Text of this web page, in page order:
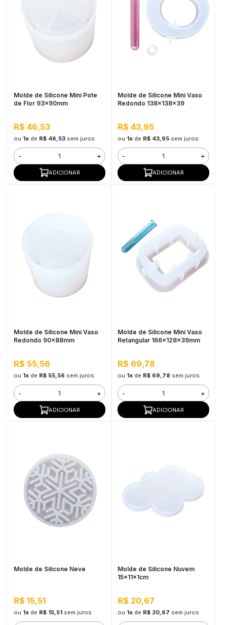
Molde de Silicone Mini Pote
de Flor 93x90mm
R$ 46,53
ou 1xde R$ 46,53 sem juros
- +
ADICIONAR
Molde de Silicone Mini Vaso
Redondo 138x138x39
R$ 43,95
ou 1xde R$ 43,95 sem juros
- +
ADICIONAR
Molde de Silicone Mini Vaso
Redondo 90x88mm
R$ 55,56
ou 1xde R$ 55,56 sem juros
- +
ADICIONAR
Molde de Silicone Mini Vaso
Retangular 166x128x39mm
R$ 69,78
ou 1xde R$ 69,78 sem juros
- +
ADICIONAR
Molde de Silicone Neve
R$ 15,51
ou 1xde R$ 15,51 sem juros
Molde de Silicone Nuvem
15x11x1cm
R$ 20,67
ou 1xde R$ 20,67 sem juros